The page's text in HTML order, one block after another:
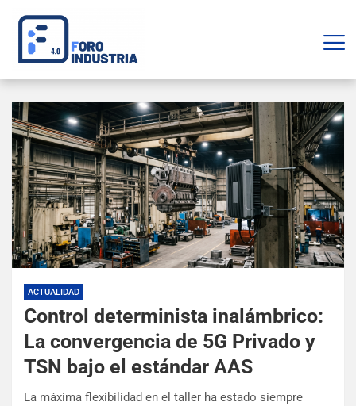
ACTUALIDAD
Control determinista inalámbrico:
La convergencia de 5G Privado y
TSN bajo el estándar AAS
La máxima flexibilidad en el taller ha estado siempre